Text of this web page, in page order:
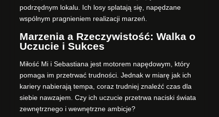
podrzędnym lokalu. Ich losy splatają się, napędzane
wspólnym pragnieniem realizacji marzeń.
Marzenia a Rzeczywistość: Walka o
Uczucie i Sukces
Miłość Mi i Sebastiana jest motorem napędowym, który
pomaga im przetrwać trudności. Jednak w miarę jak ich
kariery nabierają tempa, coraz trudniej znaleźć czas dla
siebie nawzajem. Czy ich uczucie przetrwa naciski świata
zewnętrznego i wewnętrzne ambicje?